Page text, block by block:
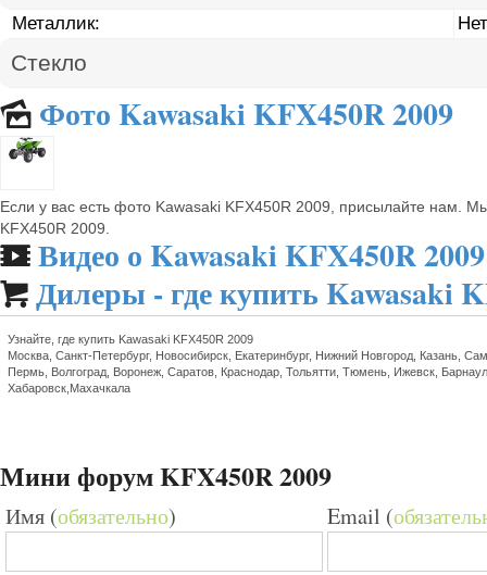
Металлик: Нет
Стекло
🌄 Фото Kawasaki KFX450R 2009
Если у вас есть фото Kawasaki KFX450R 2009, присылайте нам.
KFX450R 2009.
🎬 Видео о Kawasaki KFX450R 2009
 Дилеры - где купить Kawasaki
Узнайте, где купить Kawasaki KFX450R 2009
Москва, Санкт-Петербург, Новосибирск, Екатеринбург, Нижний Новгород, Казань,
Пермь, Волгоград, Воронеж, Саратов, Краснодар, Тольятти, Тюмень, Ижевск,
Хабаровск,Махачкала
Мини форум KFX450R 2009
Имя (обязательно) Email (